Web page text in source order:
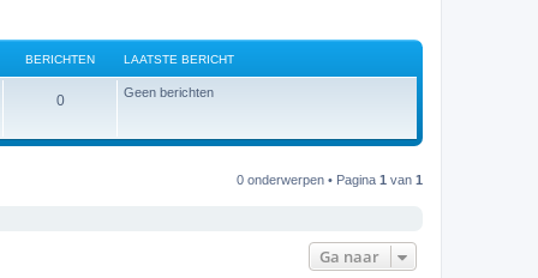
BERICHTEN LAATSTE BERICHT
0B
Geen berichten
0 onderwerpen • Pagina 1 van 1
Ga naar